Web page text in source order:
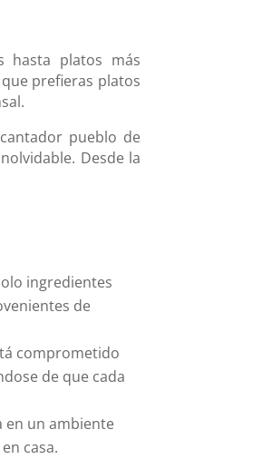
hasta platos más
prefieras platos
pueblo de
Desde la
ingredientes
de
comprometido
de que cada
en un ambiente
casa.